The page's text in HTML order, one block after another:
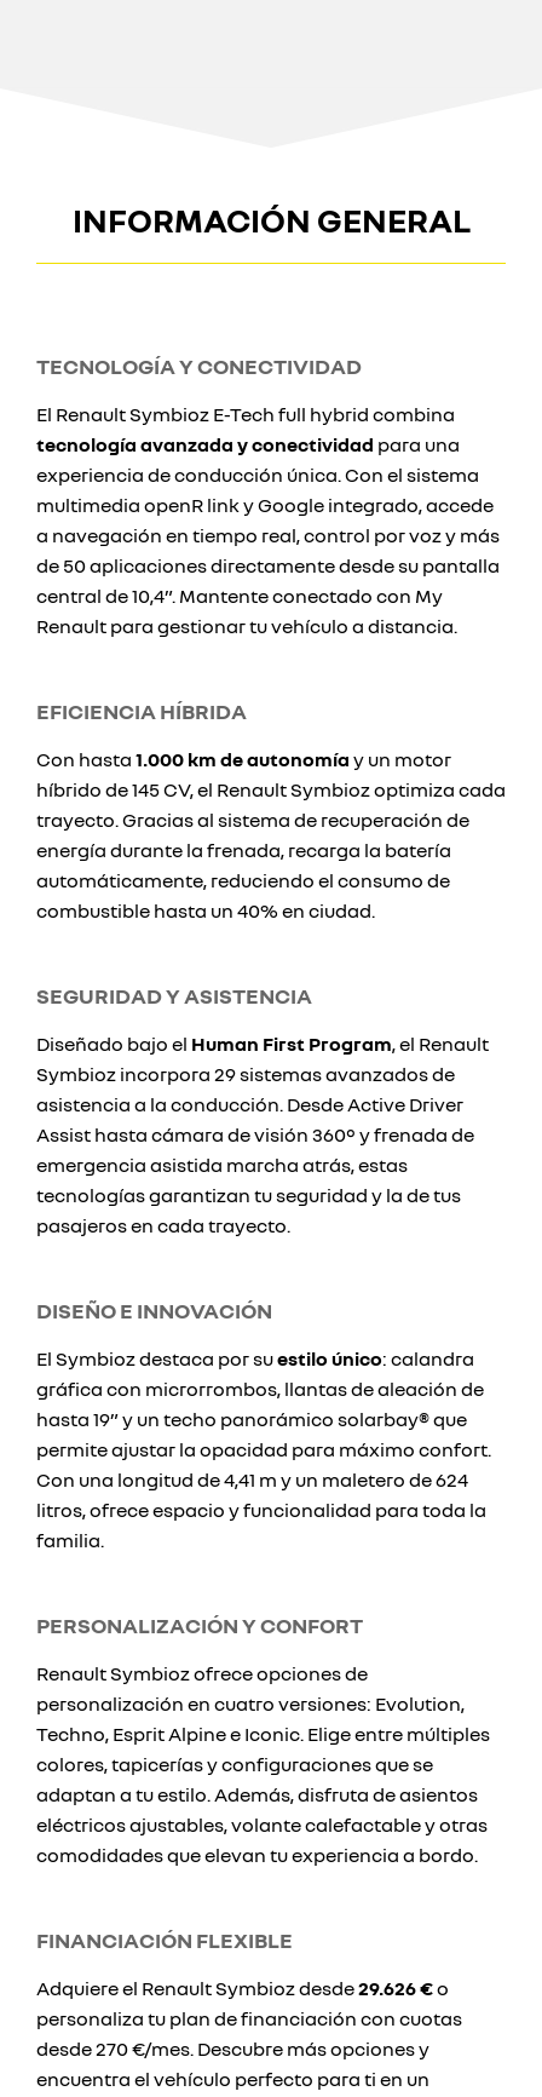
INFORMACIÓN GENERAL
TECNOLOGÍA Y CONECTIVIDAD
El Renault Symbioz E-Tech full hybrid combina
tecnología avanzada y conectividad para una
experiencia de conducción única. Con el sistema
multimedia openR link y Google integrado, accede
a navegación en tiempo real, control por voz y más
de 50 aplicaciones directamente desde su pantalla
central de 10,4”. Mantente conectado con My
Renault para gestionar tu vehículo a distancia.
EFICIENCIA HÍBRIDA
Con hasta 1.000 km de autonomía y un motor
híbrido de 145 CV, el Renault Symbioz optimiza cada
trayecto. Gracias al sistema de recuperación de
energía durante la frenada, recarga la batería
automáticamente, reduciendo el consumo de
combustible hasta un 40% en ciudad.
SEGURIDAD Y ASISTENCIA
Diseñado bajo el Human First Program, el Renault
Symbioz incorpora 29 sistemas avanzados de
asistencia a la conducción. Desde Active Driver
Assist hasta cámara de visión 360° y frenada de
emergencia asistida marcha atrás, estas
tecnologías garantizan tu seguridad y la de tus
pasajeros en cada trayecto.
DISEÑO E INNOVACIÓN
El Symbioz destaca por suestilo único: calandra
gráfica con microrrombos, llantas de aleación de
hasta 19” y un techo panorámico solarbay® que
permite ajustar la opacidad para máximo confort.
Con una longitud de 4,41 m y un maletero de 624
litros, ofrece espacio y funcionalidad para toda la
familia.
PERSONALIZACIÓN Y CONFORT
Renault Symbioz ofrece opciones de
personalización en cuatro versiones: Evolution,
Techno, Esprit Alpine e Iconic. Elige entre múltiples
colores, tapicerías y configuraciones que se
adaptan a tu estilo. Además, disfruta de asientos
eléctricos ajustables, volante calefactable y otras
comodidades que elevan tu experiencia a bordo.
FINANCIACIÓN FLEXIBLE
Adquiere el Renault Symbioz desde29.626 €o
personaliza tu plan de financiación con cuotas
desde 270 €/mes. Descubre más opciones y
encuentra el vehículo perfecto para ti en un